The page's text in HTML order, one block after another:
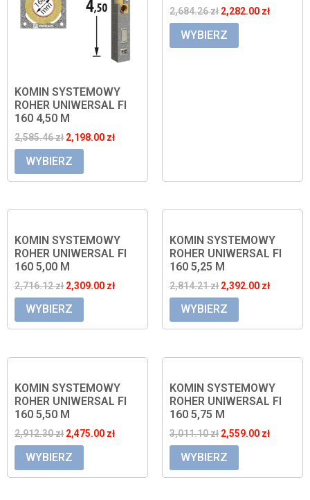
KOMIN SYSTEMOWY
ROHER UNIWERSAL FI
160 4,50 M
2,585.46zł 2,198.00 zł
WYBIERZ
2,684.26zł 2,282.00 zł
WYBIERZ
KOMIN SYSTEMOWY
ROHER UNIWERSAL FI
160 5,00 M
2,716.12zł 2,309.00 zł
WYBIERZ
KOMIN SYSTEMOWY
ROHER UNIWERSAL FI
160 5,25 M
2,814.21zł 2,392.00 zł
WYBIERZ
KOMIN SYSTEMOWY
ROHER UNIWERSAL FI
160 5,50 M
2,912.30zł 2,475.00 zł
WYBIERZ
KOMIN SYSTEMOWY
ROHER UNIWERSAL FI
160 5,75 M
3,011.10zł 2,559.00 zł
WYBIERZ